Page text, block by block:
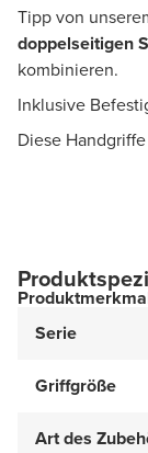
Tipp von
doppelseitigen
kombinieren.
Inklusive
Diese
Serie
Griffgröße
Art des